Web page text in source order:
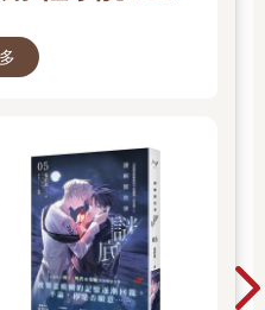
倒扣進去。而再往下的世界，
神奇的力量在支撐著他，讓他
，非男非女，非長非幼，甚至
底傳來的信號，誘導三胖前往